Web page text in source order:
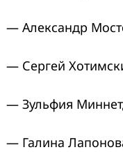
— Александр
— Сергей
— Зульфия
— Галина